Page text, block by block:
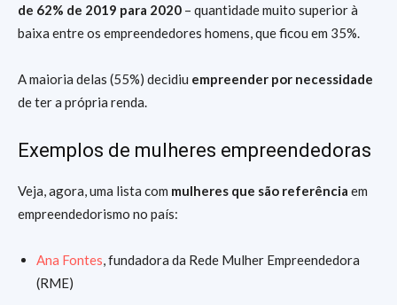
de 62% de 2019 para 2020 – quantidade muito superior à
baixa entre os empreendedores homens, que ficou em 35%.
A maioria delas (55%) decidiu empreender por necessidade
de ter a própria renda.
Exemplos de mulheres empreendedoras
Veja, agora, uma lista com mulheres que são referência em
empreendedorismo no país:
Ana Fontes, fundadora da Rede Mulher Empreendedora
(RME)